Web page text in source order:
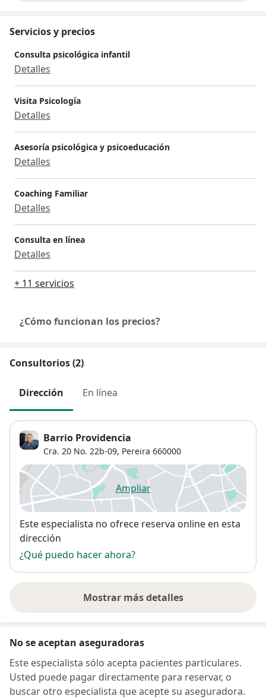
Servicios y precios
Consulta psicológica infantil
Detalles
Visita Psicología
Detalles
Asesoría psicológica y psicoeducación
Detalles
Coaching Familiar
Detalles
Consulta en línea
Detalles
+ 11 servicios
¿Cómo funcionan los precios?
Consultorios (2)
Dirección En línea
Barrio Providencia
Cra. 20 No. 22b-09, Pereira 660000
Ampliarse abre en una nueva
Disponibilidad
Este especialista no ofrece reserva online en esta
dirección
¿Qué puedo hacer ahora?
Mostrar más detalles
sobre la dirección
No se aceptan aseguradoras
Este especialista sólo acepta pacientes particulares.
Usted puede pagar directamente para reservar, o
buscar otro especialista que acepte su aseguradora.